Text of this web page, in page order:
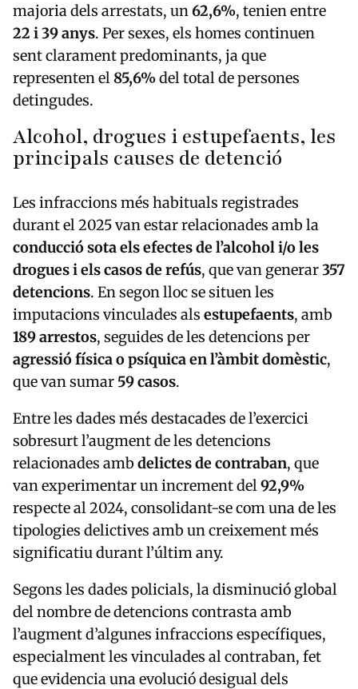
majoria dels arrestats, un62,6%, tenien entre
22 i 39 anys. Per sexes, els homes continuen
sent clarament predominants, ja que
representen el85,6%del total de persones
detingudes.
Alcohol, drogues i estupefaents, les
principals causes de detenció
Les infraccions més habituals registrades
durant el 2025 van estar relacionades amb la
conducció sota els efectes de l’alcohol i/o les
drogues i els casos de refús, que van generar357
detencions. En segon lloc se situen les
imputacions vinculades als estupefaents, amb
189 arrestos, seguides de les detencions per
agressió física o psíquica en l’àmbit domèstic,
que van sumar 59 casos.
Entre les dades més destacades de l’exercici
sobresurt l’augment de les detencions
relacionades amb delictes de contraban, que
van experimentar un increment del92,9%
respecte al 2024, consolidant-se com una de les
tipologies delictives amb un creixement més
significatiu durant l’últim any.
Segons les dades policials, la disminució global
del nombre de detencions contrasta amb
l’augment d’algunes infraccions específiques,
especialment les vinculades al contraban, fet
que evidencia una evolució desigual dels